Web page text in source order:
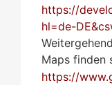
https://
hl=de-
Maps finden
https://